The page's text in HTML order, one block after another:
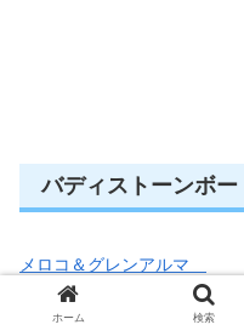
バディストーンボ
メロコ＆グレンアルマ
バディストーンボード
ホーム 検索